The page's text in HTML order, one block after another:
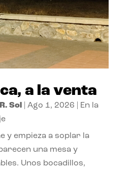
a la venta
Sol| Ago 1, 2026
En la
y empieza a soplar la
una mesa y
Unos bocadillos,